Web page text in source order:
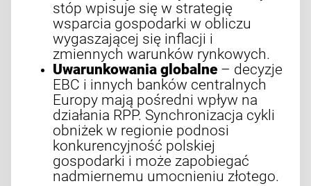
stóp wpisuje się w strategię
wsparcia gospodarki w obliczu
wygaszającej się inflacji i
zmiennych warunków rynkowych.
Uwarunkowania globalne – decyzje
EBC i innych banków centralnych
Europy mają pośredni wpływ na
działania RPP. Synchronizacja cykli
obniżek w regionie podnosi
konkurencyjność polskiej
gospodarki i może zapobiegać
nadmiernemu umocnieniu złotego.